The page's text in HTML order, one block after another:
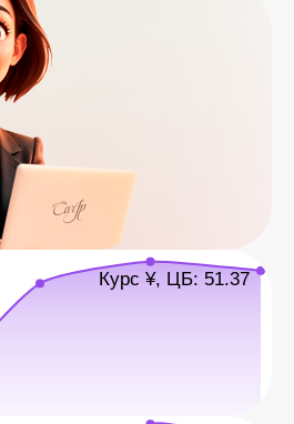
Курс ¥, ЦБ: 51.37